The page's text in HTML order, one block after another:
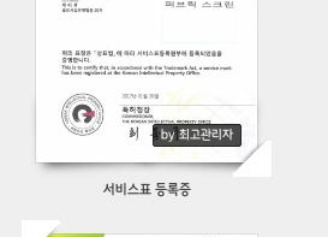
by 최고관리자
서비스표 등록증